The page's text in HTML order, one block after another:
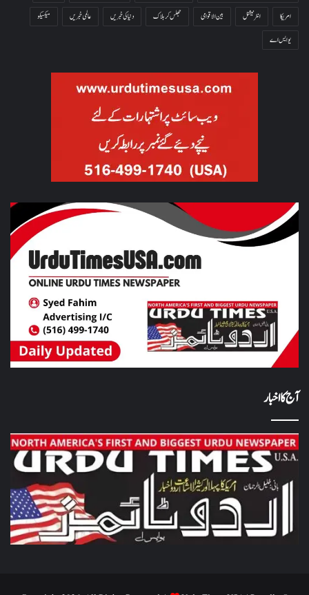
امریکا
انٹرنیشنل بین الاقوامی جھلس کر ہلاک دنیا کی خبریں عالمی خبریں
میکسیکو
یو ایس اے
آج کا اخبار